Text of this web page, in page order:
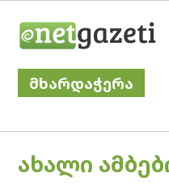
მხარდაჭერა
POSTED
ᲐᲮᲐᲚᲘ